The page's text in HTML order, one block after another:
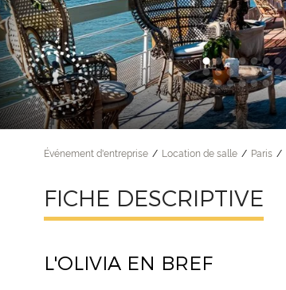
Événement d'entreprise Location de salle Paris
FICHE DESCRIPTIVE
L'OLIVIA EN BREF